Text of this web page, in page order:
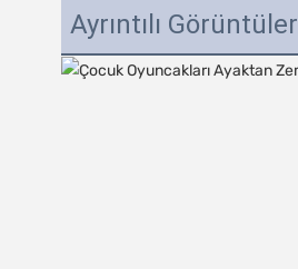
Ayrıntılı Görüntüler